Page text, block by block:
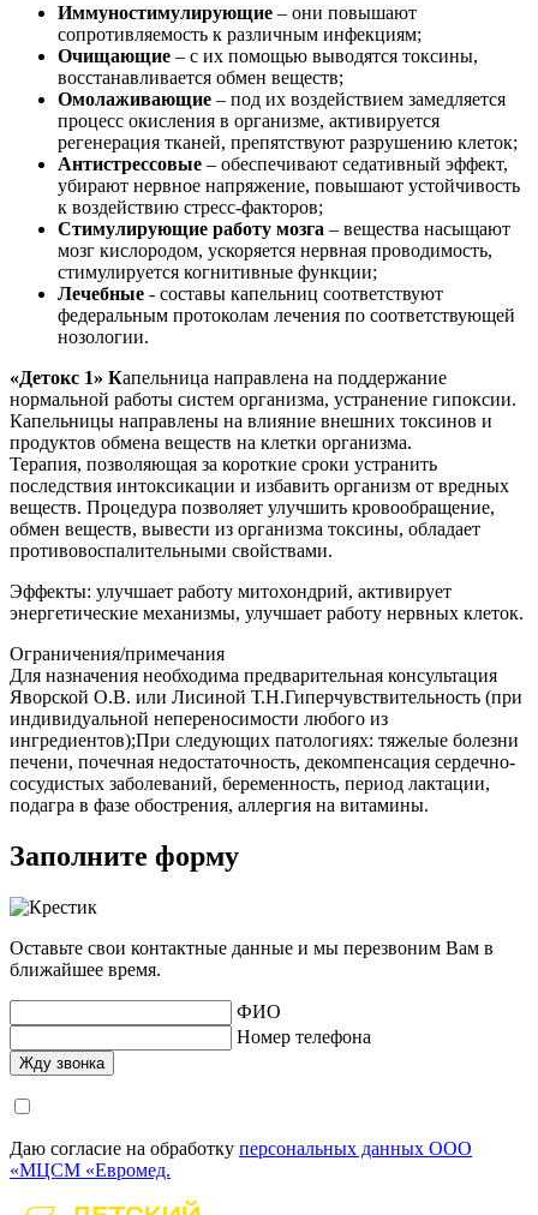
Иммуностимулирующие – они повышают
сопротивляемость к различным инфекциям;
Очищающие – с их помощью выводятся токсины,
восстанавливается обмен веществ;
Омолаживающие – под их воздействием замедляется
процесс окисления в организме, активируется
регенерация тканей, препятствуют разрушению клеток;
Антистрессовые – обеспечивают седативный эффект,
убирают нервное напряжение, повышают устойчивость
к воздействию стресс-факторов;
Стимулирующие работу мозга – вещества насыщают
мозг кислородом, ускоряется нервная проводимость,
стимулируется когнитивные функции;
Лечебные - составы капельниц соответствуют
федеральным протоколам лечения по соответствующей
нозологии.
«Детокс 1» Капельница направлена на поддержание
нормальной работы систем организма, устранение гипоксии.
Капельницы направлены на влияние внешних токсинов и
продуктов обмена веществ на клетки организма.
Терапия, позволяющая за короткие сроки устранить
последствия интоксикации и избавить организм от вредных
веществ. Процедура позволяет улучшить кровообращение,
обмен веществ, вывести из организма токсины, обладает
противовоспалительными свойствами.
Эффекты: улучшает работу митохондрий, активирует
энергетические механизмы, улучшает работу нервных клеток.
Ограничения/примечания
Для назначения необходима предварительная консультация
Яворской О.В. или Лисиной Т.Н.Гиперчувствительность (при
индивидуальной непереносимости любого из
ингредиентов);При следующих патологиях: тяжелые болезни
печени, почечная недостаточность, декомпенсация сердечно-
сосудистых заболеваний, беременность, период лактации,
подагра в фазе обострения, аллергия на витамины.
Заполните форму
Оставьте свои контактные данные и мы перезвоним Вам в
ближайшее время.
ФИО
Номер телефона
Даю согласие на обработку персональных данных ООО
«МЦСМ «Евромед.